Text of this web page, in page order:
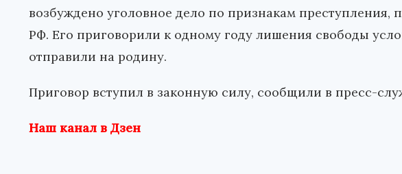
возбуждено уголовное дело по признакам преступления,
РФ. Его приговорили к одному году лишения свободы
отправили на родину.
Приговор вступил в законную силу, сообщили в пресс-
Наш канал в Дзен